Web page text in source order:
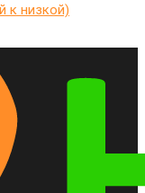
к низкой)